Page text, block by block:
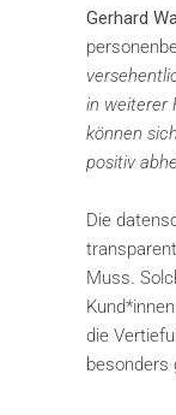
Gerhard
in weiterer
können
positiv
Die
Muss.
die
besonders